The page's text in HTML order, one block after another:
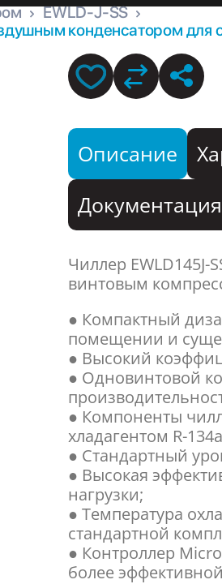
EWLD-J-SS
конденсатором для
Описание
Документация
Чиллер
винтовым
● Компактный
помещении и
● Высокий
● Одновинтовой
● Компоненты
хладагентом R-
● Стандартный
● Высокая
нагрузки;
● Температура
стандартной
● Контроллер
более